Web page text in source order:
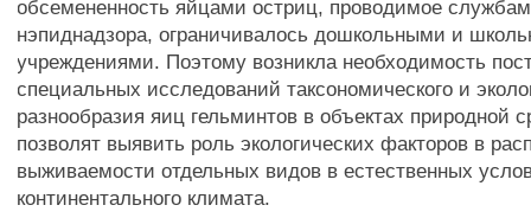
обсемененность яйцами остриц, проводимое
нэпиднадзора, ограничивалось дошкольными и
учреждениями. Поэтому возникла необходимость
специальных исследований таксономического и
разнообразия яиц гельминтов в объектах природной
позволят выявить роль экологических факторов в
выживаемости отдельных видов в естественных
континентального климата.